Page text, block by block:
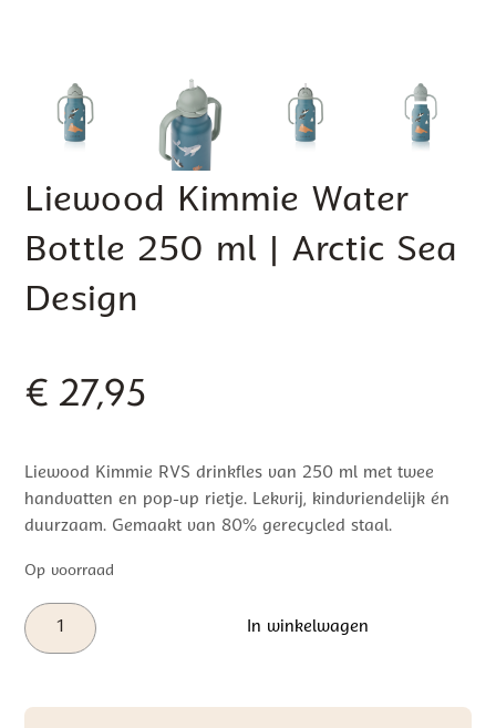
Liewood Kimmie Water
Bottle 250 ml | Arctic Sea
Design
€ 27,95
Liewood Kimmie RVS drinkfles van 250 ml met twee
handvatten en pop-up rietje. Lekvrij, kindvriendelijk én
duurzaam. Gemaakt van 80% gerecycled staal.
Op voorraad
Liewood
Kimmie
250
In winkelwagen